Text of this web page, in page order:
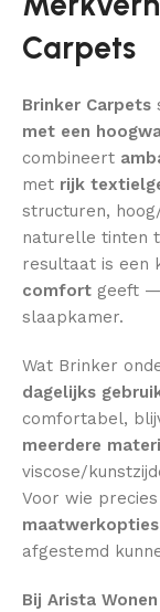
Carpets
Brinker Carpets
met een
combineert
met rijk
structuren,
naturelle tinten
resultaat is een
comfort geeft
slaapkamer.
Wat Brinker
dagelijks
comfortabel,
meerdere
viscose/
Voor wie
maatwerkopties
afgestemd
Bij Arista Wonen